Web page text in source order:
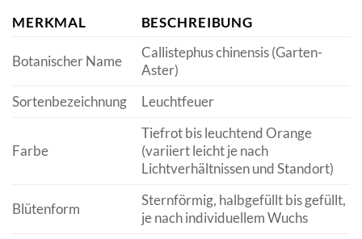
MERKMAL BESCHREIBUNG
Botanischer Name
Callistephus chinensis (Garten-
Aster)
Sortenbezeichnung
Leuchtfeuer
Farbe
Tiefrot bis leuchtend Orange
(variiert leicht je nach
Lichtverhältnissen und Standort)
Blütenform
Sternförmig, halbgefüllt bis gefüllt,
je nach individuellem Wuchs